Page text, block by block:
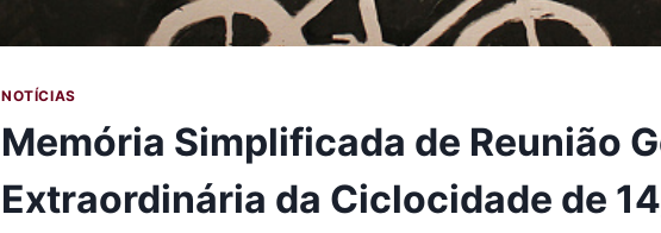
NOTÍCIAS
Memória Simplificada de Reunião
Extraordinária da Ciclocidade de